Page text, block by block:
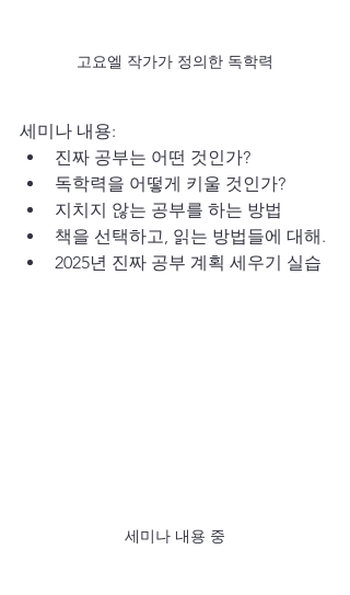
고요엘 작가가 정의한 독학력
세미나 내용:
진짜 공부는 어떤 것인가?
독학력을 어떻게 키울 것인가?
지치지 않는 공부를 하는 방법
책을 선택하고, 읽는 방법들에 대해.
2025년 진짜 공부 계획 세우기 실습
세미나 내용 중